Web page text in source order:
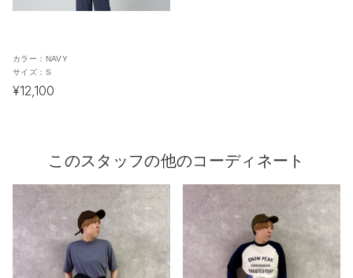
カラー： NAVY
サイズ： S
¥12,100
このスタッフの他のコーディネート